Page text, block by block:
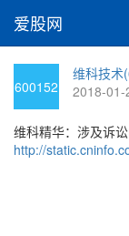
爱股网
600152
维科技术
2018-01-
维科精华：涉及诉
http://